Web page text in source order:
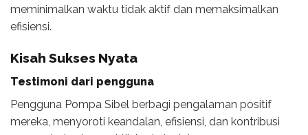
meminimalkan waktu tidak aktif dan memaksimalkan
efisiensi.
Kisah Sukses Nyata
Testimoni dari pengguna
Pengguna Pompa Sibel berbagi pengalaman positif
mereka, menyoroti keandalan, efisiensi, dan kontribusi